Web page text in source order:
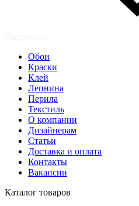
Обои
Краски
Клей
Лепнина
Перила
Текстиль
О компании
Дизайнерам
Статьи
Доставка и оплата
Контакты
Вакансии
Каталог товаров